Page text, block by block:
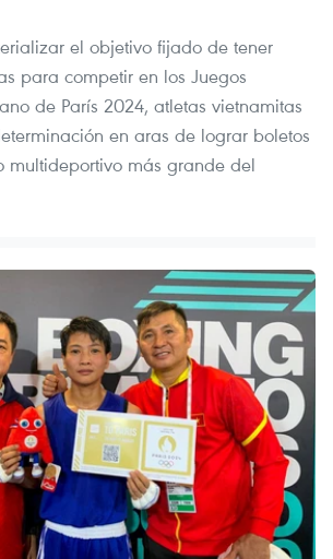
el objetivo fijado de tener
para competir en los Juegos
de París 2024, atletas vietnamitas
en aras de lograr boletos
multideportivo más grande del